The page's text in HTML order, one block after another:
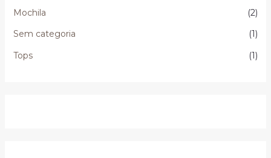
Mochila
(2)
Sem categoria
(1)
Tops
(1)